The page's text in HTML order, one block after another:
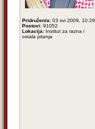
Pridružen/a: 03 svi 2009, 10:29
Postovi: 91052
Lokacija: Institut za razna i
ostala pitanja